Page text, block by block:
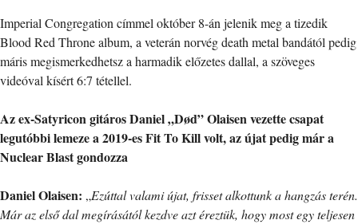
Imperial Congregation címmel október 8-án jelenik meg a tizedik
Blood Red Throne album, a veterán norvég death metal bandától pedig
máris megismerkedhetsz a harmadik előzetes dallal, a szöveges
videóval kísért 6:7 tétellel.
Az ex-Satyricon gitáros Daniel „Død” Olaisen vezette csapat
legutóbbi lemeze a 2019-es Fit To Kill volt, az újat pedig már a
Nuclear Blast gondozza
Daniel Olaisen: „Ezúttal valami újat, frisset alkottunk a hangzás terén.
Már az első dal megírásától kezdve azt éreztük, hogy most egy teljesen